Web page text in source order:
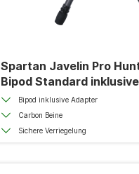
Spartan Javelin Pro Hunt
Bipod Standard inklusive
Blaser Adapter
Bipod inklusive Adapter
Carbon Beine
Sichere Verriegelung